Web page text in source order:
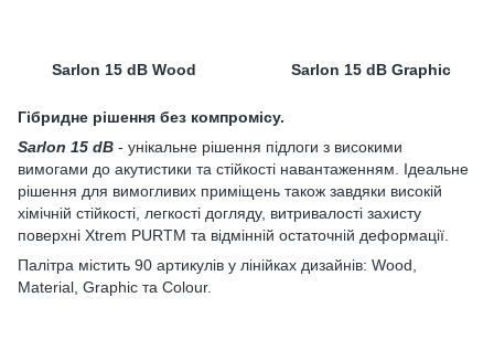
Гібридне рішення без компромісу.
Sarlon 15 dB - унікальне рішення підлоги з високими
вимогами до акутистики та стійкості навантаженням. Ідеальне
рішення для вимогливих приміщень також завдяки високій
хімічній стійкості, легкості догляду, витривалості захисту
поверхні Xtrem PURTM та відмінній остаточній деформації.
Палітра містить 90 артикулів у лінійках дизайнів: Wood,
Material, Graphic та Colour.
Sarlon 15 dB Wood Sarlon 15 dB Graphic